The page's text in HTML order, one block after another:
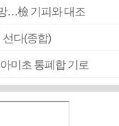
…檢 기피와 대조
다(종합)
미초 통폐합 기로